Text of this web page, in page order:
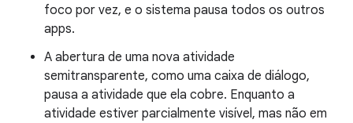
foco por vez, e o sistema pausa todos os outros
apps.
A abertura de uma nova atividade
semitransparente, como uma caixa de diálogo,
pausa a atividade que ela cobre. Enquanto a
atividade estiver parcialmente visível, mas não em